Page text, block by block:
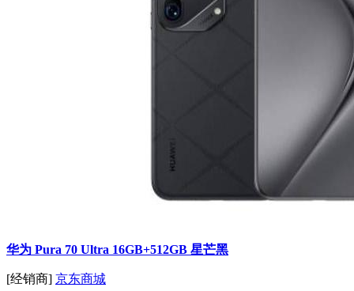
华为 Pura 70 Ultra 16GB+512GB 星芒黑
[经销商] 京东商城